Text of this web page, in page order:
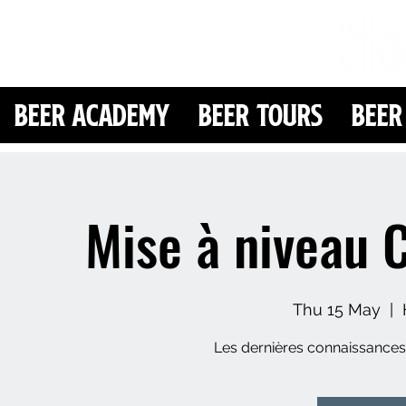
Beer Academy Beer Tours
Mise à niveau
Thu 15 May
Les dernières